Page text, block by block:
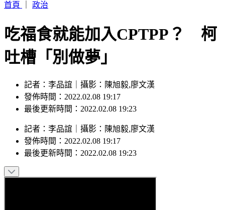
看
吃福食就能加入CPTPP？ 柯
吐槽「別做夢」
記者：李品誼｜攝影：陳旭毅,廖文漢
發佈時間：2022.02.08 19:17
記者：李品誼｜攝影：陳旭毅,廖文漢
發佈時間：2022.02.08 19:17